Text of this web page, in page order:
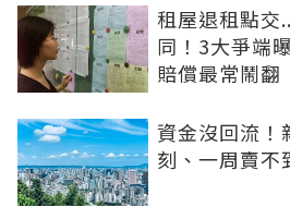
租屋退租點交
同！3大爭端
賠償最常鬧翻
資金沒回流！
刻、一周賣不